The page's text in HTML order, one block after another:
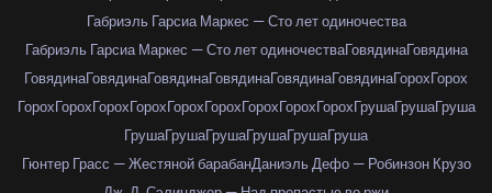
Габриэль Гарсиа Маркес — Сто лет одиночества
Габриэль Гарсиа Маркес — Сто лет одиночестваГовядинаГовядина
ГовядинаГовядинаГовядинаГовядинаГовядинаГовядинаГорохГорох
ГорохГорохГорохГорохГорохГорохГорохГорохГорохГрушаГрушаГруша
ГрушаГрушаГрушаГрушаГрушаГруша
Гюнтер Грасс — Жестяной барабанДаниэль Дефо — Робинзон Крузо